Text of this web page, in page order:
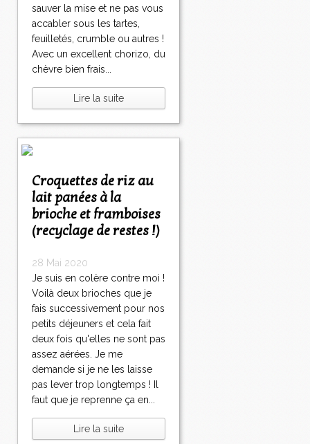
sauver la mise et ne pas vous
accabler sous les tartes,
feuilletés, crumble ou autres !
Avec un excellent chorizo, du
chèvre bien frais...
Lire la suite
Croquettes de riz au
lait panées à la
brioche et framboises
(recyclage de restes !)
28 Mai 2020
Je suis en colère contre moi !
Voilà deux brioches que je
fais successivement pour nos
petits déjeuners et cela fait
deux fois qu'elles ne sont pas
assez aérées. Je me
demande si je ne les laisse
pas lever trop longtemps ! Il
faut que je reprenne ça en...
Lire la suite